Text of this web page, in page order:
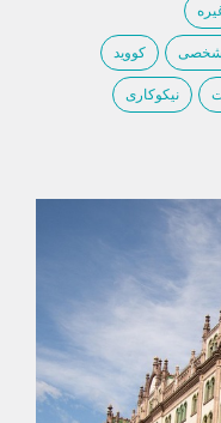
کووید
نیکوکاری